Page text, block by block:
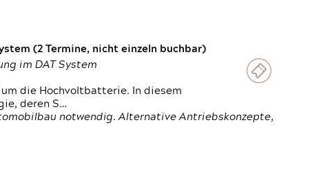
(2 Termine, nicht einzeln buchbar)
im DAT System
die Hochvoltbatterie. In diesem
deren S…
notwendig. Alternative Antriebskonzepte,